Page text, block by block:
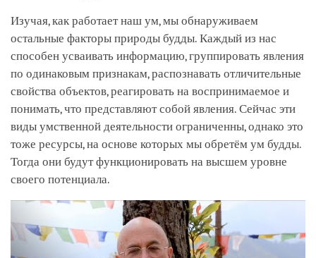
Изучая, как работает наш ум, мы обнаруживаем
остальные факторы природы будды. Каждый из нас
способен усваивать информацию, группировать явления
по одинаковым признакам, распознавать отличительные
свойства объектов, реагировать на воспринимаемое и
понимать, что представляют собой явления. Сейчас эти
виды умственной деятельности ограниченны, однако это
тоже ресурсы, на основе которых мы обретём ум будды.
Тогда они будут функционировать на высшем уровне
своего потенциала.